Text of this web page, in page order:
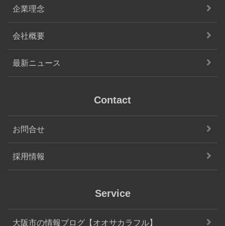
企業理念
会社概要
最新ニュース
Contact
お問合せ
採用情報
Service
大阪市の情報ブログ【オオサカラフル】